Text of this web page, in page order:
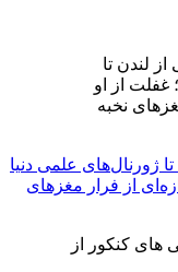
ژورنال‌های علمی دنیا
از فرار مغزهای